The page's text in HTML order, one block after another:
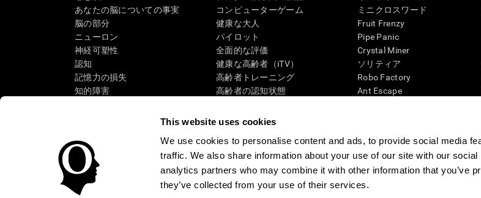
This website uses cookies
We use cookies to personalise content and ads, to provide social media
traffic. We also share information about your use of our site with our
analytics partners who may combine it with other information that you’ve
they’ve collected from your use of their services.
あなたの脳についての事実
脳の部分
ニューロン
神経可塑性
認知
記憶力の損失
知的障害
注意
コンピューターゲーム
健康な大人
パイロット
全面的な評価
健康な高齢者（iTV）
高齢者トレーニング
高齢者の認知状態
タクソノミーSG4D
ミニクロスワード
Fruit Frenzy
Pipe Panic
Crystal Miner
ソリティア
Robo Factory
Ant Escape
マッチイット
数学カオス
マーブルラン